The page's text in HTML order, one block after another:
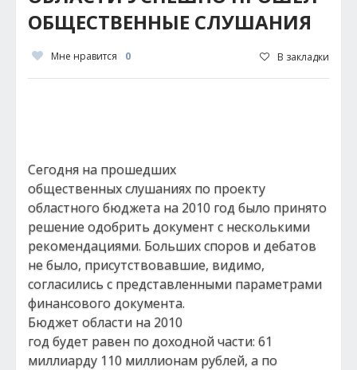
ОБЩЕСТВЕННЫЕ СЛУШАНИЯ
Мне нравится 0 В закладки
Сегодня на прошедших
общественных слушаниях по проекту
областного бюджета на 2010 год было принято
решение одобрить документ с несколькими
рекомендациями. Больших споров и дебатов
не было, присутствовавшие, видимо,
согласились с представленными параметрами
финансового документа.
Бюджет области на 2010
год будет равен по доходной части: 61
миллиарду 110 миллионам рублей, а по